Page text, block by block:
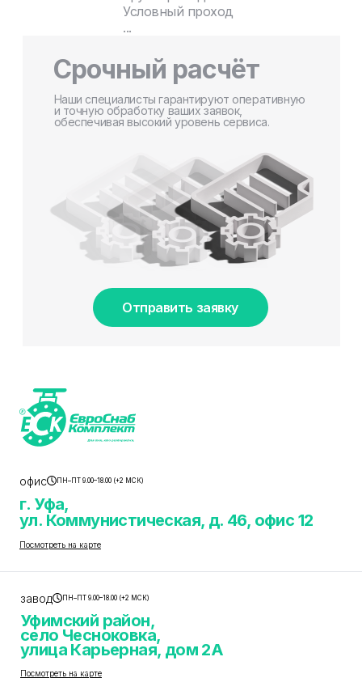
Условный проход
...
Срочный расчёт
Наши специалисты гарантируют оперативную
и точную обработку ваших заявок,
обеспечивая высокий уровень сервиса.
Отправить заявку
офис ПН–ПТ 9.00–18.00 (+2 МСК)
г. Уфа,
ул. Коммунистическая, д. 46, офис 12
Посмотреть на карте
завод ПН–ПТ 9.00–18.00 (+2 МСК)
Уфимский район,
село Чесноковка,
улица Карьерная, дом 2А
Посмотреть на карте